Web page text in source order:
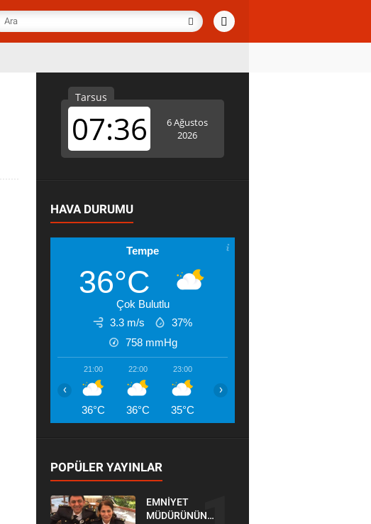
HAVA DURUMU
Tempe
36°C
Çok Bulutlu
3.3 m/s
37%
758 mmHg
21:00
36°C
22:00
36°C
23:00
35°C
‹ ›
POPÜLER YAYINLAR
EMNİYET
MÜDÜRÜNÜN